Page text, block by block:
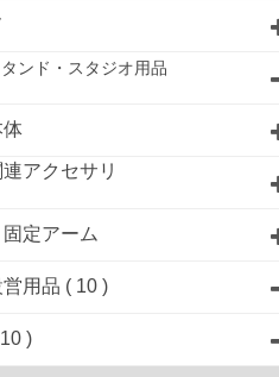
ンド・スタジオ用品
体
アクセサリ
定アーム
用品 ( 10 )
)